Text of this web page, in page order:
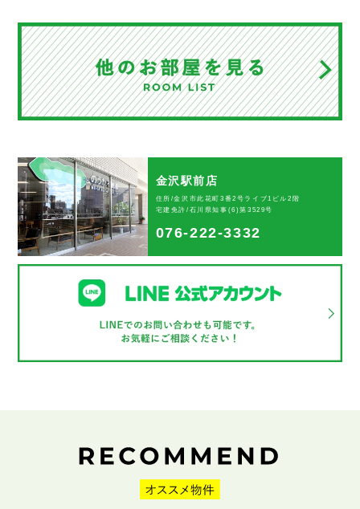
金沢駅前店
住所/金沢市此花町3番2号ライブ1ビル2階
宅建免許/石川県知事(6)第3529号
076-222-3332